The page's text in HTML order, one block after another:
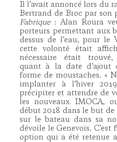
Il l’avait annoncé lors du
Bertrand de Broc par son
Fabrique: Alan Roura
porteurs permettant aux
dessus de l’eau, pour le
cette volonté était
nécessaire était
quant à la date d’ajout
forme de moustaches. «
implanter à l’hiver
précipiter et attendre de
les nouveaux IMOCA,
début 2018 dans le but
sur le bateau dans sa
dévoile le Genevois.
option qui a été retenue